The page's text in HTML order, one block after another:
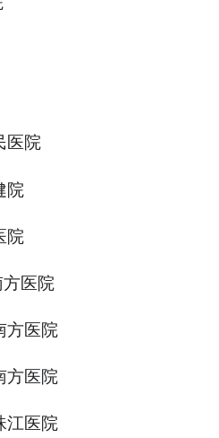
医院
院
院
医院
方医院
方医院
江医院